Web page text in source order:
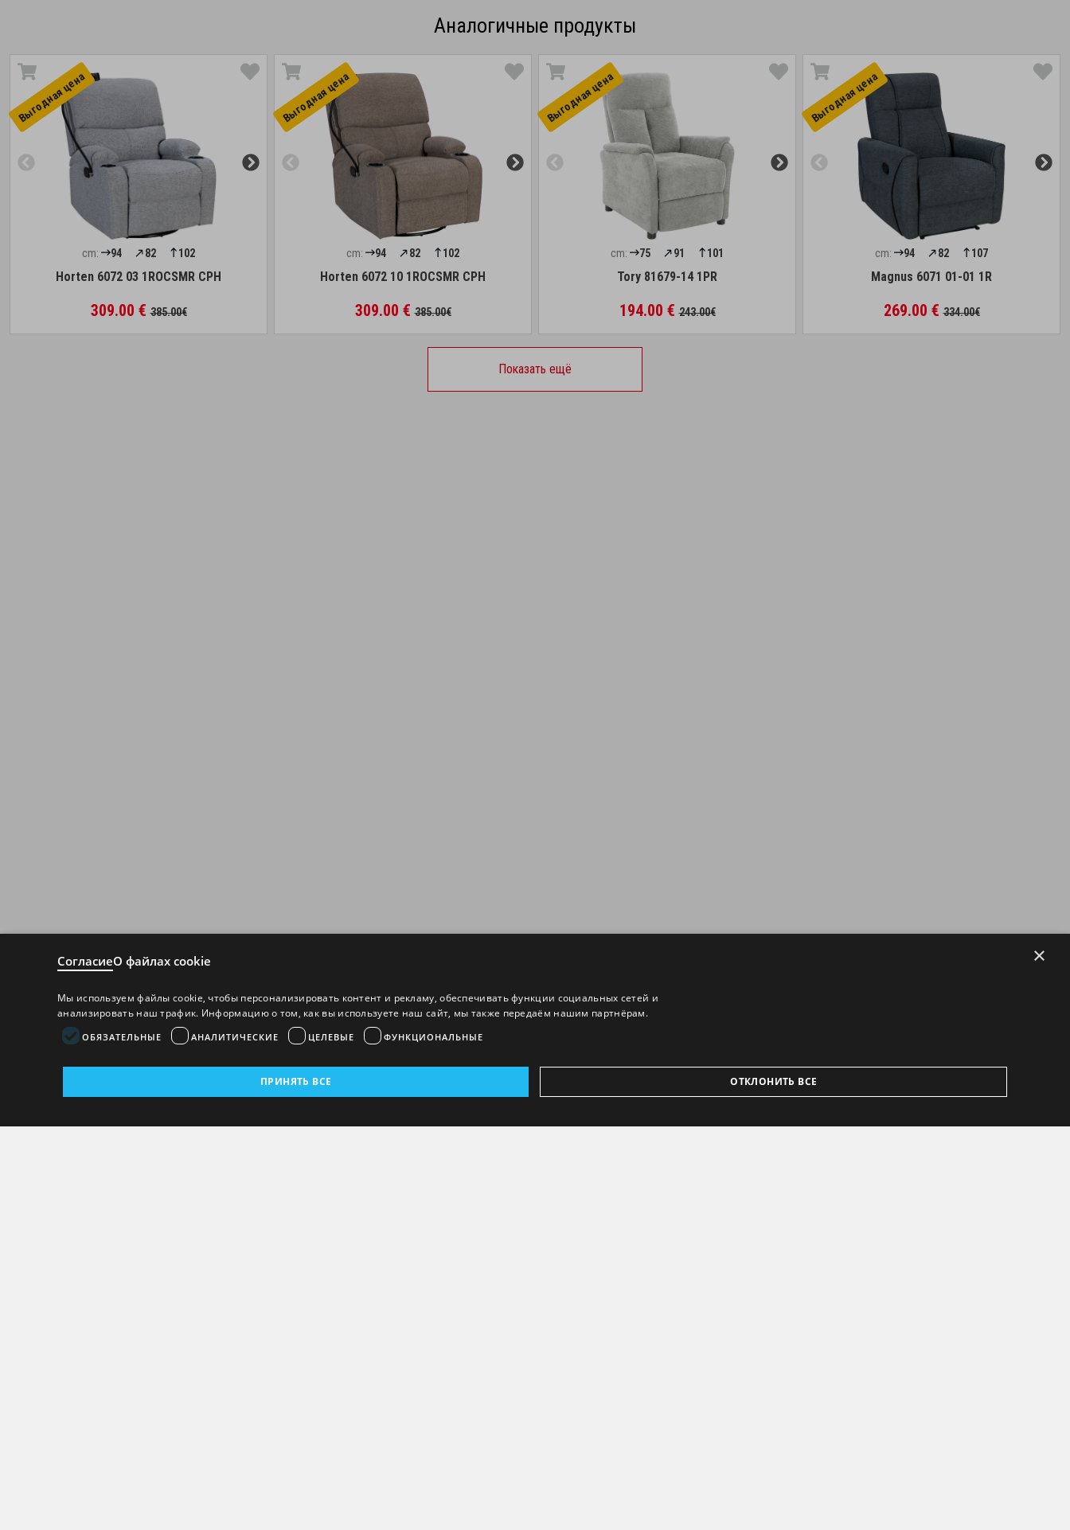
Аналогичные продукты
Выгоднaя цена
cm: 94 82 102
Horten 6072 03 1ROCSMR CPH
309.00 €385.00€
Выгоднaя цена
cm: 94 82 102
Horten 6072 10 1ROCSMR CPH
309.00 €385.00€
Выгоднaя цена
cm: 75 91 101
Tory 81679-14 1PR
194.00 €243.00€
Выгоднaя цена
cm: 94 82 107
Magnus 6071 01-01 1R
269.00 €334.00€
Показать ещё
×
СогласиеО файлах cookie
Мы используем файлы cookie, чтобы персонализировать контент и рекламу, обеспечивать функции социальных сетей и
анализировать наш трафик. Информацию о том, как вы используете наш сайт, мы также передаём нашим партнёрам.
ОБЯЗАТЕЛЬНЫЕ АНАЛИТИЧЕСКИЕ ЦЕЛЕВЫЕ ФУНКЦИОНАЛЬНЫЕ
ПРИНЯТЬ ВСЕ ОТКЛОНИТЬ ВСЕ